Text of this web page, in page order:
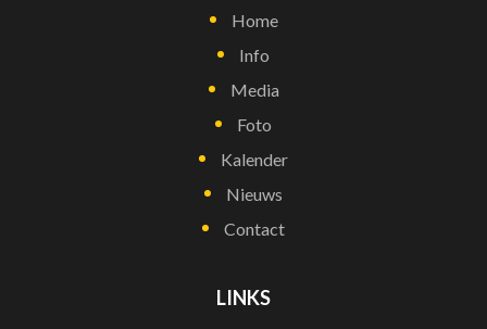
Home
Info
Media
Foto
Kalender
Nieuws
Contact
LINKS